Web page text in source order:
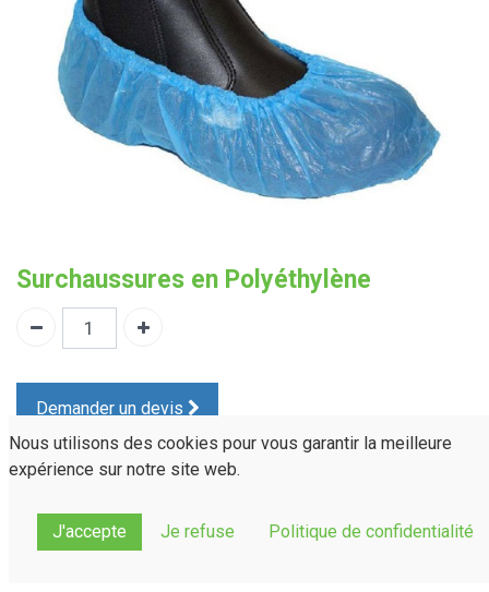
Surchaussures en Polyéthylène
Demander un devis
Référence : PPSC10
Partager sur :
Nous utilisons des cookies pour vous garantir la meilleure
expérience sur notre site web.
J'accepte Je refuse Politique de confidentialité